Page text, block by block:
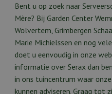
Bent u op zoek naar
Mère? Bij Garden Center
Wolvertem, Grimbergen
Marie Michielssen en nog
doet u eenvoudig in onze
informatie over Serax dan
in ons tuincentrum waar
kunnen adviseren. Graag tot